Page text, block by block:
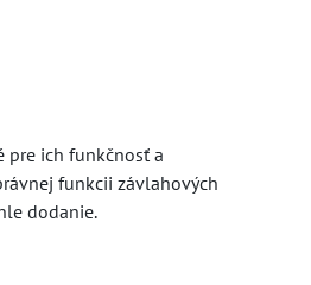
pre ich funkčnosť a
funkcii závlahových
dodanie.